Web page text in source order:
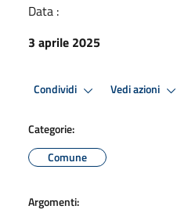
Data :
3 aprile 2025
Condividi Vedi azioni
Categorie:
Comune
Argomenti: